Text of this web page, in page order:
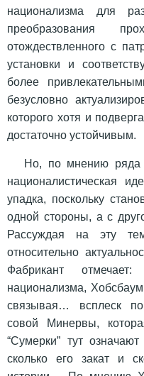
национализма для
преобразования
отождествленного с
установки и
более
безусловно
которого хотя и
достаточно устойчивым.
Но, по мнению ряда
националистическая
упадка, поскольку
одной стороны, а с
Рассуждая на эту
относительно
Фабрикант отмечает:
национализма, Хобсбаум
связывая… всплеск
совой Минервы,
“Сумерки” тут
сколько его закат и